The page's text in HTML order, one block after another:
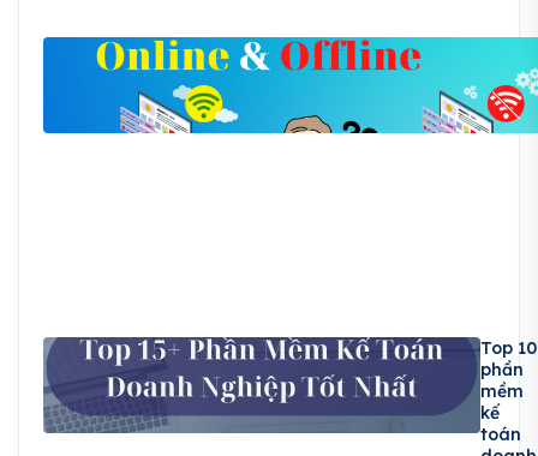
Top 10
phần
mềm
kế
toán